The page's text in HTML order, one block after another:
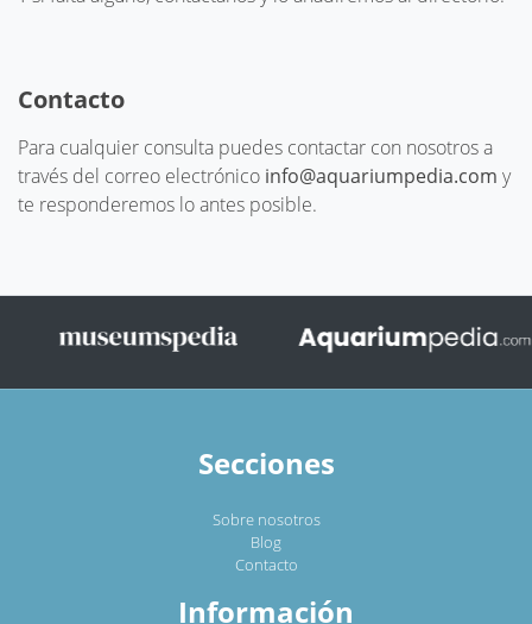
Contacto
Para cualquier consulta puedes contactar con nosotros a
través del correo electrónico info@aquariumpedia.com y
te responderemos lo antes posible.
Secciones
Sobre nosotros
Blog
Contacto
Información